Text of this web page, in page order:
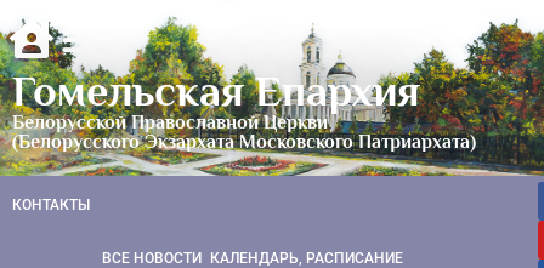
Гомельская Епархия
Белорусской Православной Церкви
(Белорусского Экзархата Московского Патриархата)
КОНТАКТЫ
ВСЕ НОВОСТИ КАЛЕНДАРЬ, РАСПИСАНИЕ